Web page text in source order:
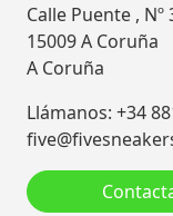
Calle Puente , Nº
15009 A Coruña
A Coruña
Llámanos: +34